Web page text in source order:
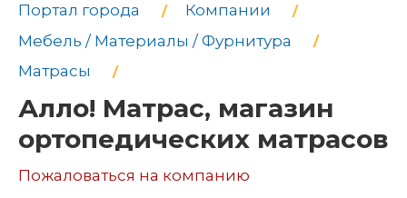
Портал города
Компании
Мебель / Материалы / Фурнитура
Матрасы
Алло! Матрас, магазин
ортопедических матрасов
Пожаловаться на компанию